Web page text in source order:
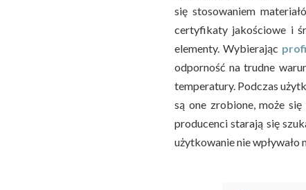
się stosowaniem
certyfikaty jakościowe i
elementy. Wybierając
odporność na trudne
temperatury. Podczas
są one zrobione, może
producenci starają się
użytkowanie nie wpływało